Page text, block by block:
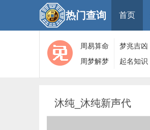
热门查询 首页
周易算命 梦兆吉凶
周梦解梦
大全
起名知识
算命
沐纯_沐纯新声代